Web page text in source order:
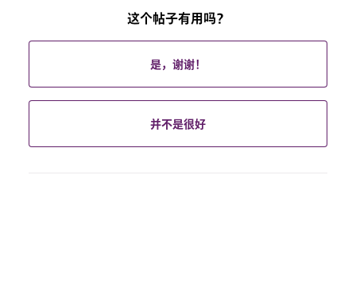
这个帖子有用吗？
是，谢谢！
并不是很好